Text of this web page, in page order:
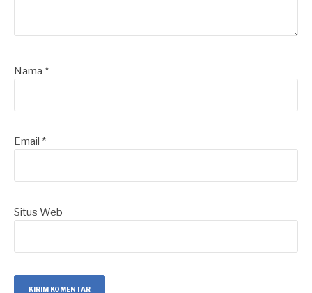
Nama *
Email *
Situs Web